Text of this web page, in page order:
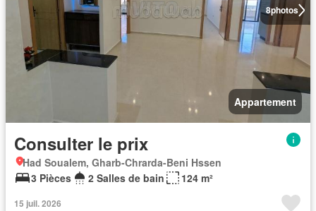
8photos
Appartement
Consulter le prix
Had Soualem, Gharb-Chrarda-Beni Hssen
3 Pièces
2 Salles de bain 124 m²
15 juil. 2026